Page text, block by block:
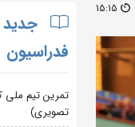
15:15
جدید
فدراسیون
تمرین تیم
تصویری)